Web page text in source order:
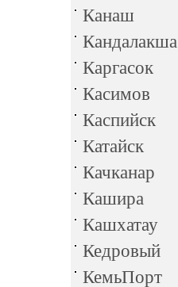
Канаш
Кандалакша
Каргасок
Касимов
Каспийск
Катайск
Качканар
Кашира
Кашхатау
Кедровый
КемьПорт